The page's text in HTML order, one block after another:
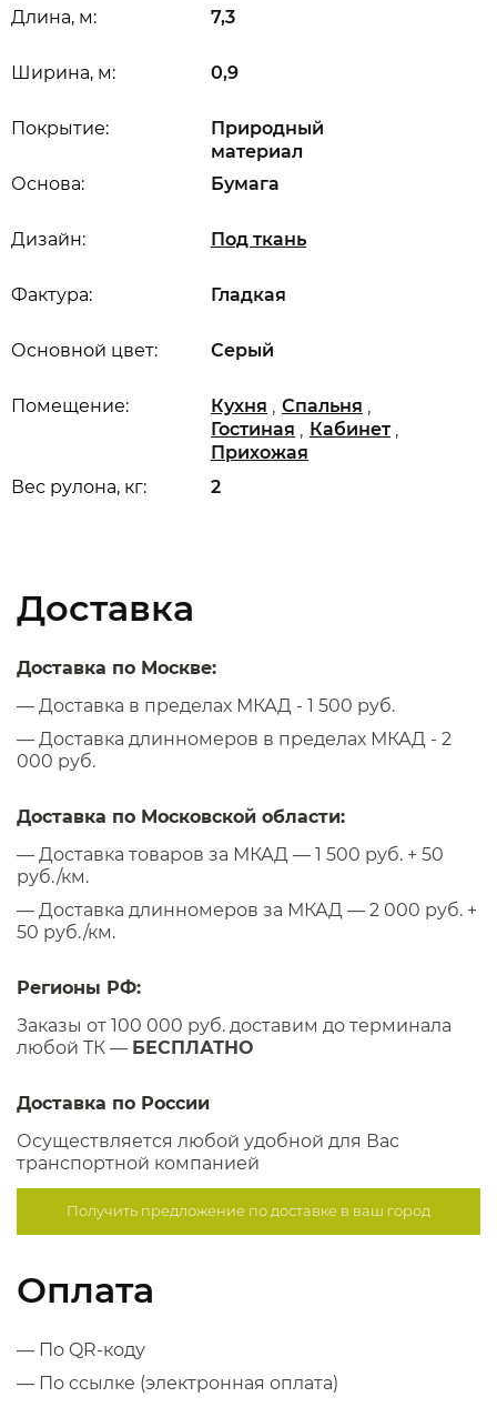
Длина, м: 7,3
Ширина, м: 0,9
Вес рулона, кг: 2
Основной цвет: Серый
Дизайн: Под ткань
Основа: Бумага
Покрытие:
Природный
материал
Помещение: Кухня , Спальня ,
Гостиная , Кабинет ,
Прихожая
Фактура: Гладкая
Доставка
Доставка по Москве:
— Доставка в пределах МКАД - 1 500 руб.
— Доставка длинномеров в пределах МКАД - 2
000 руб.
Доставка по Московской области:
— Доставка товаров за МКАД — 1 500 руб. + 50
руб./км.
— Доставка длинномеров за МКАД — 2 000 руб. +
50 руб./км.
Регионы РФ:
Заказы от 100 000 руб. доставим до терминала
любой ТК — БЕСПЛАТНО
Доставка по России
Осуществляется любой удобной для Вас
транспортной компанией
Получить предложение подоставке в ваш город
Оплата
— По QR-коду
— По ссылке (электронная оплата)